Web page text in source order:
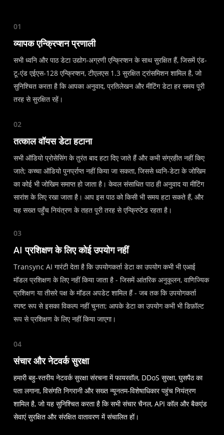
01
व्यापक एन्क्रिप्शन प्रणाली
सभी ध्वनि और पाठ डेटा उद्योग-अग्रणी एन्क्रिप्शन के साथ सुरक्षित हैं, जिसमें एंड-
टू-एंड एईएस-128 एन्क्रिप्शन, टीएलएस 1.3 सुरक्षित ट्रांसमिशन शामिल है, जो
सुनिश्चित करता है कि आपका अनुवाद, प्रतिलेखन और मीटिंग डेटा हर समय पूरी
तरह से सुरक्षित रहें।
02
तत्काल वॉयस डेटा हटाना
सभी ऑडियो प्रोसेसिंग के तुरंत बाद हटा दिए जाते हैं और कभी संग्रहीत नहीं किए
जाते; कच्चा ऑडियो पुनर्प्राप्त नहीं किया जा सकता, जिससे ध्वनि-डेटा के जोखिम
का कोई भी जोखिम समाप्त हो जाता है। केवल संसाधित पाठ ही अनुवाद या मीटिंग
सारांश के लिए रखा जाता है। आप इस पाठ को किसी भी समय हटा सकते हैं, और
यह सख्त पहुँच नियंत्रण के तहत पूरी तरह से एन्क्रिप्टेड रहता है।
03
AI प्रशिक्षण के लिए कोई उपयोग नहीं
Transync AI गारंटी देता है कि उपयोगकर्ता डेटा का उपयोग कभी भी एआई
मॉडल प्रशिक्षण के लिए नहीं किया जाता है - जिसमें आंतरिक अनुकूलन, वाणिज्यिक
प्रशिक्षण या तीसरे पक्ष के मॉडल अपडेट शामिल हैं - जब तक कि उपयोगकर्ता
स्पष्ट रूप से इसका विकल्प नहीं चुनता; आपके डेटा का उपयोग कभी भी डिफ़ॉल्ट
रूप से प्रशिक्षण के लिए नहीं किया जाएगा।
04
संचार और नेटवर्क सुरक्षा
हमारी बहु-स्तरीय नेटवर्क सुरक्षा संरचना में फायरवॉल, DDoS सुरक्षा, घुसपैठ का
पता लगाना, विसंगति निगरानी और सख्त न्यूनतम-विशेषाधिकार पहुंच नियंत्रण
शामिल है, जो यह सुनिश्चित करता है कि सभी संचार चैनल, API कॉल और बैकएंड
सेवाएं सुरक्षित और संरक्षित वातावरण में संचालित हों।